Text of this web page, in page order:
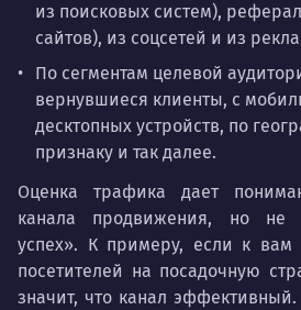
из поисковых систем),
сайтов), из соцсетей и из
По сегментам целевой
вернувшиеся клиенты, с
десктопных устройств, по
признаку и так далее.
Оценка трафика дает
канала продвижения, но не
успех». К примеру, если к
посетителей на посадочную
значит, что канал